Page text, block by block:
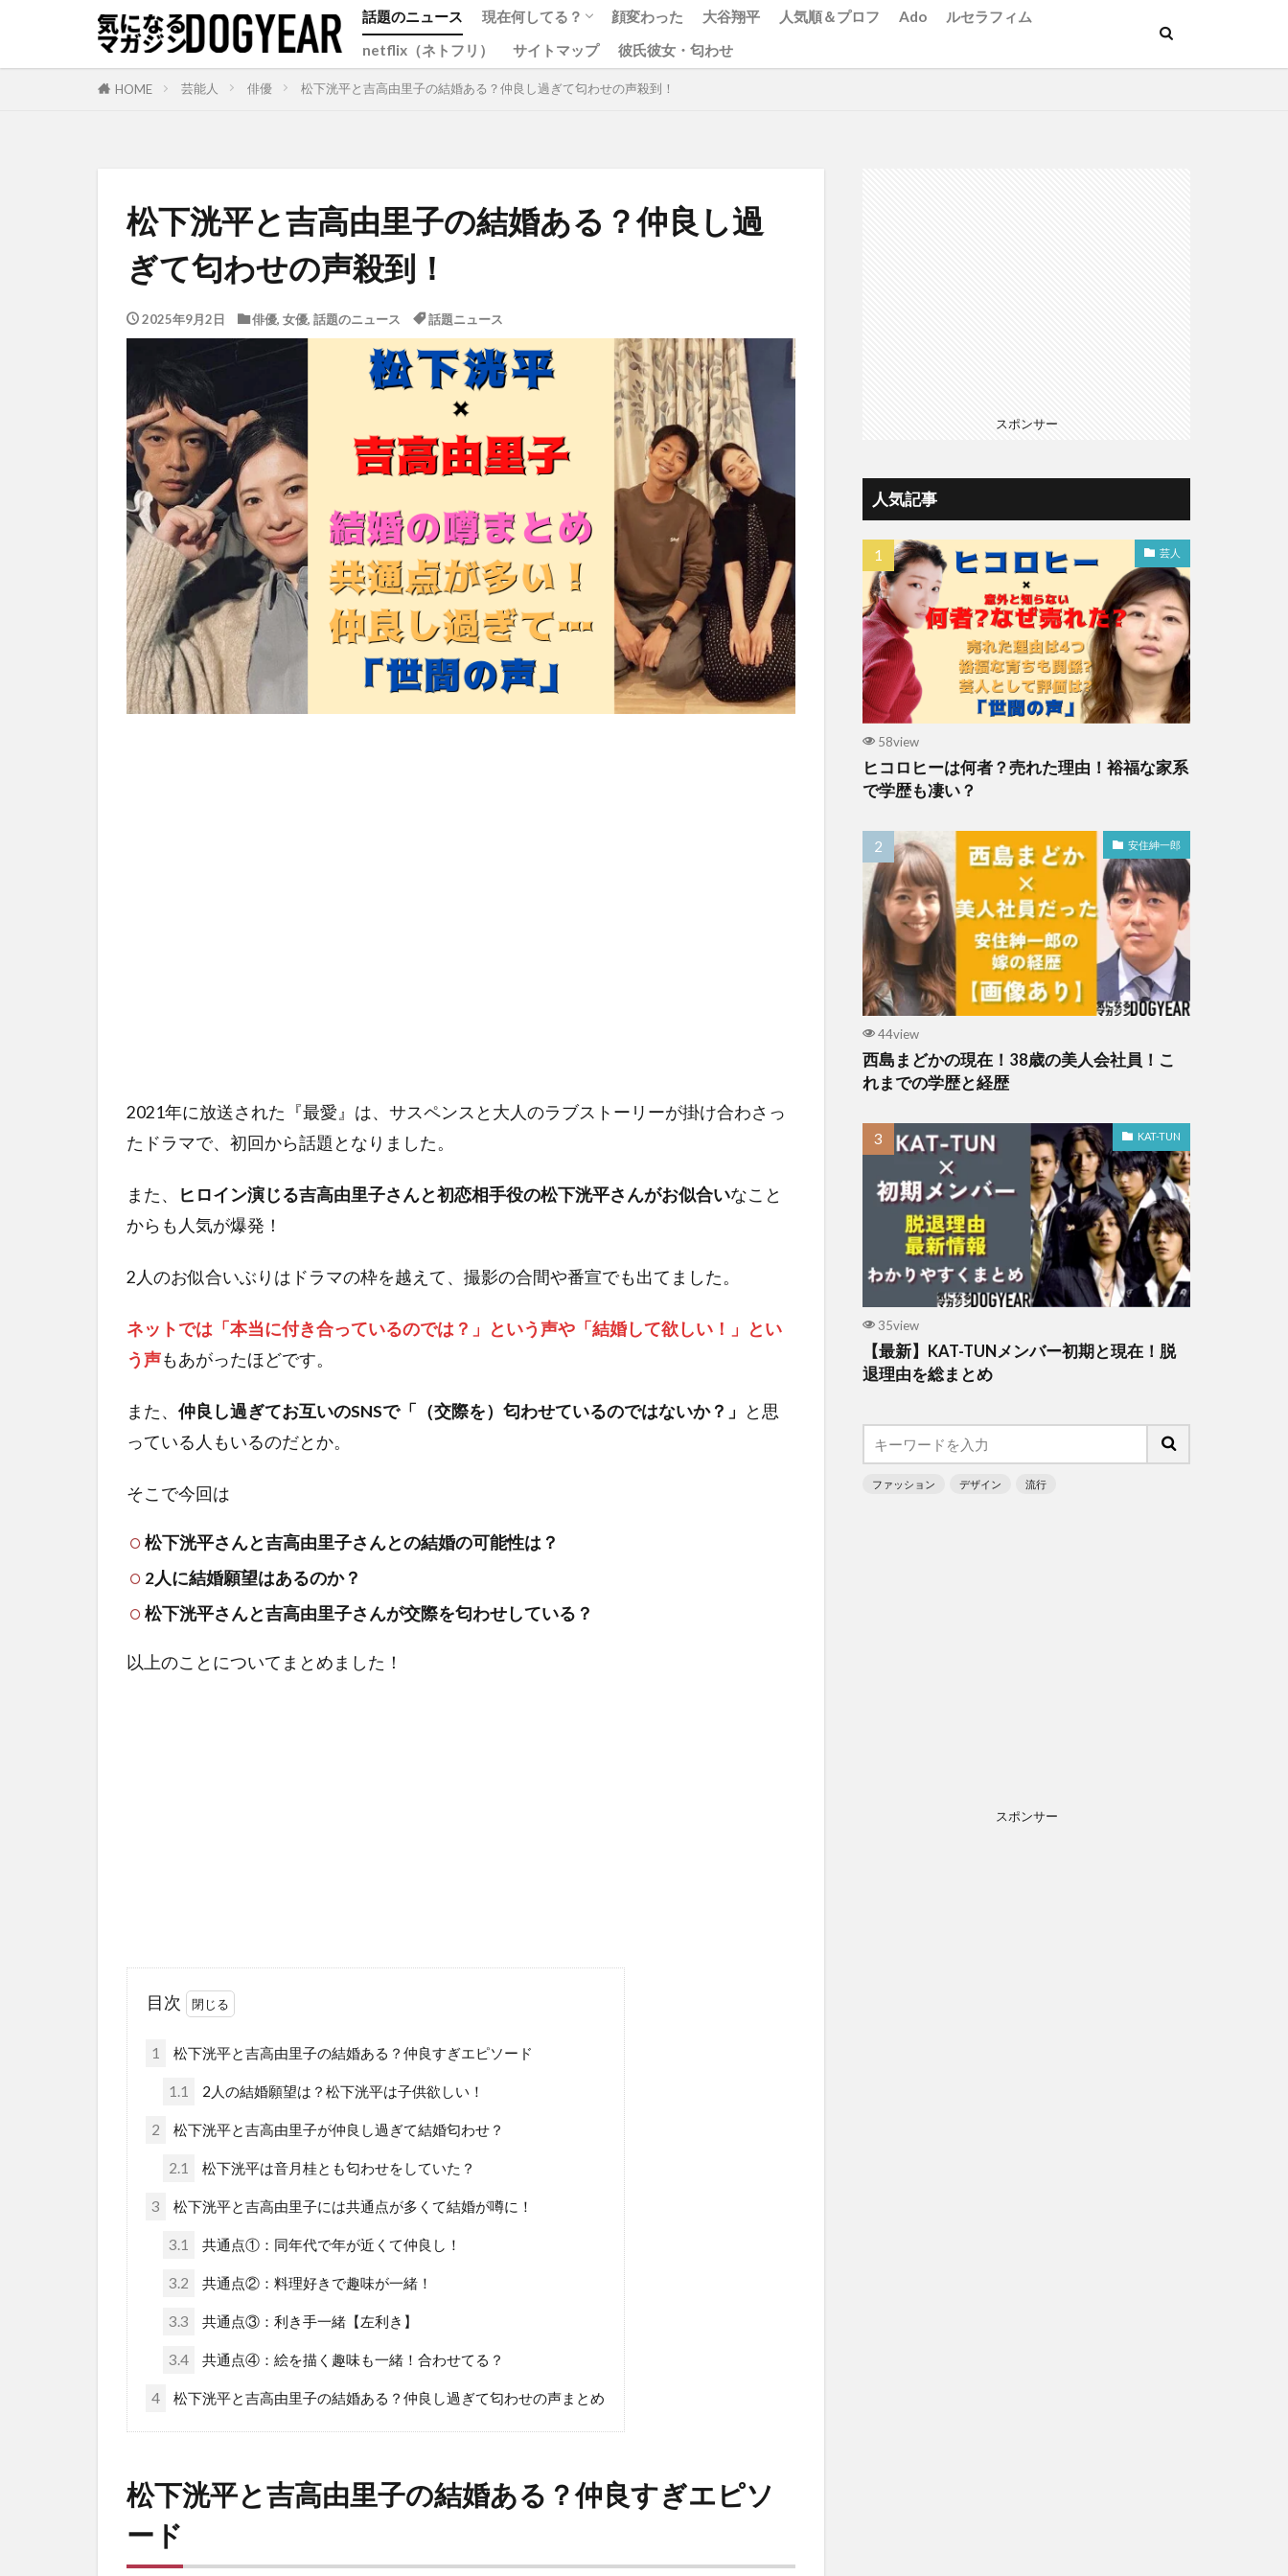
話題のニュース 現在何してる？
松本人志
ジャニーズ
顔変わった 大谷翔平 人気順＆プロフ Ado
ルセラフィム
netflix（ネトフリ）
サイトマップ 彼氏彼女・匂わせ
HOME 芸能人 俳優 松下洸平と吉高由里子の結婚ある？仲良し過ぎて匂わせの声殺到！
松下洸平と吉高由里子の結婚ある？仲良し過
ぎて匂わせの声殺到！
2025年9月2日 俳優, 女優, 話題のニュース 話題ニュース
2021年に放送された『最愛』は、サスペンスと大人のラブストーリーが掛け合わさっ
たドラマで、初回から話題となりました。
また、 ヒロイン演じる吉高由里子さんと初恋相手役の松下洸平さんがお似合いなこと
からも人気が爆発！
2人のお似合いぶりはドラマの枠を越えて、撮影の合間や番宣でも出てました。
ネットでは「本当に付き合っているのでは？」という声や「結婚して欲しい！」とい
う声もあがったほどです。
また、 仲良し過ぎてお互いのSNSで「（交際を）匂わせているのではないか？」
と思
っている人もいるのだとか。
そこで今回は
松下洸平さんと吉高由里子さんとの結婚の可能性は？
2人に結婚願望はあるのか？
松下洸平さんと吉高由里子さんが交際を匂わせしている？
以上のことについてまとめました！
目次
1 松下洸平と吉高由里子の結婚ある？仲良すぎエピソード
1.1 2人の結婚願望は？松下洸平は子供欲しい！
2 松下洸平と吉高由里子が仲良し過ぎて結婚匂わせ？
2.1 松下洸平は音月桂とも匂わせをしていた？
3 松下洸平と吉高由里子には共通点が多くて結婚が噂に！
3.1 共通点①：同年代で年が近くて仲良し！
3.2 共通点②：料理好きで趣味が一緒！
3.3 共通点③：利き手一緒【左利き】
3.4 共通点④：絵を描く趣味も一緒！合わせてる？
4 松下洸平と吉高由里子の結婚ある？仲良し過ぎて匂わせの声まとめ
松下洸平と吉高由里子の結婚ある？仲良すぎエピソ
ード
スポンサー
人気記事
芸人
58view
ヒコロヒーは何者？売れた理由！裕福な家系
で学歴も凄い？
安住紳一郎
44view
西島まどかの現在！38歳の美人会社員！こ
れまでの学歴と経歴
KAT-TUN
35view
【最新】KAT-TUNメンバー初期と現在！脱
退理由を総まとめ
ファッション デザイン 流行
スポンサー